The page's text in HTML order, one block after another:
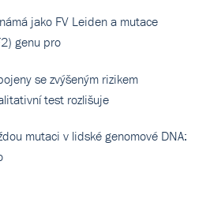
jako FV Leiden a mutace
genu pro
se zvýšeným rizikem
test rozlišuje
mutaci v lidské genomové DNA: